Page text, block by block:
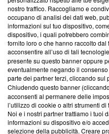
News, sui nostri processi
creare news di qualità.
‘Trust Project - News with
ancora membro del
parte; Trust Project non ha
conformità agli standard.
Su di noi
Team editoriale
Corporate
nostro traffico. Raccogliamo e
occupano di analisi dei dati web,
informazioni sul tuo dispositivo,
dispositivo, i quali potrebbero
fornito loro o che hanno raccolto
acconsentire all’uso di tali
presente su questo banner oppure
eventualmente negando il
parte dei partner terzi, cliccando sul
Chiudendo questo banner
acconsenti al permanere delle
l’utilizzo di cookie o altri strumenti
Noi e i nostri partner trattiamo i tuoi
informazioni su dispositivo e/o
selezione della pubblicità. Creare